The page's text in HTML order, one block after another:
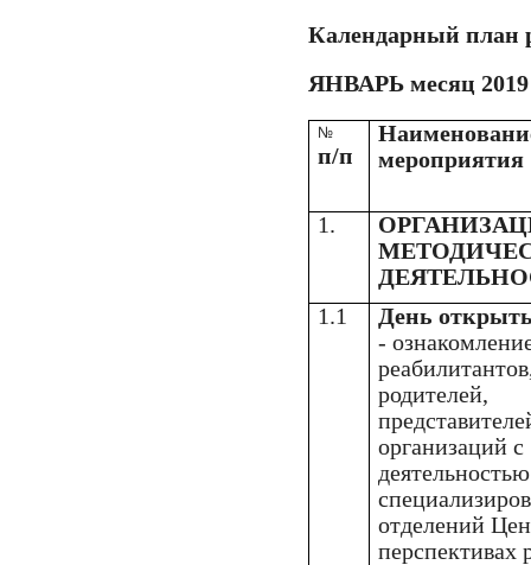
Календарный план
ЯНВАРЬ месяц 2019
№
п/п
мероприятия
1.
1.1
День
-
родителей,
организаций с
деятельностью
отделений
перспективах